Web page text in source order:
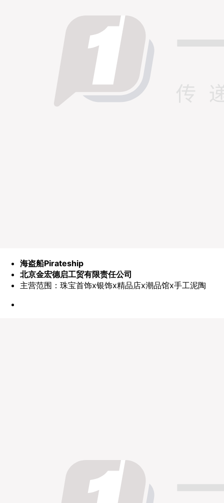
海盗船Pirateship
北京金宏德启工贸有限责任公司
主营范围：珠宝首饰x银饰x精品店x潮品馆x手工泥陶